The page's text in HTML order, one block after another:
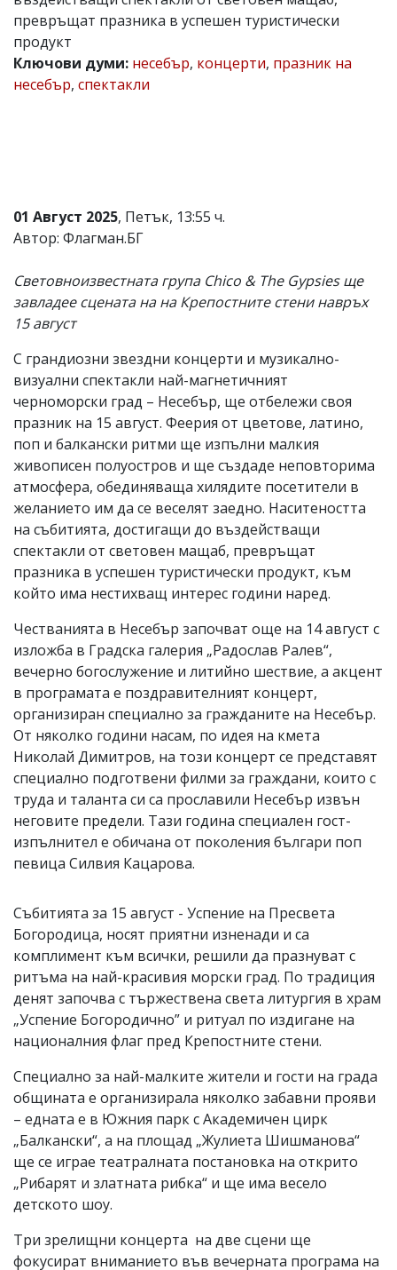
Коментарите
статиите
се
въвеждат
за
тях!
Ако
обиден
за
вас
коментар,
сигнализирайте
превръщат празника в успешен туристически
продукт
Ключови думи: несебър, концерти, празник на
несебър, спектакли
01 Август 2025, Петък, 13:55 ч.
Автор: Флагман.БГ
Световноизвестната група Chico & The Gypsies ще
завладее сцената на на Крепостните стени навръх
15 август
С грандиозни звездни концерти и музикално-
визуални спектакли най-магнетичният
черноморски град – Несебър, ще отбележи своя
празник на 15 август. Феерия от цветове, латино,
поп и балкански ритми ще изпълни малкия
живописен полуостров и ще създаде неповторима
атмосфера, обединяваща хилядите посетители в
желанието им да се веселят заедно. Наситеността
на събитията, достигащи до въздействащи
спектакли от световен мащаб, превръщат
празника в успешен туристически продукт, към
който има нестихващ интерес години наред.
Честванията в Несебър започват още на 14 август с
изложба в Градска галерия „Радослав Ралев“,
вечерно богослужение и литийно шествие, а акцент
в програмата е поздравителният концерт,
организиран специално за гражданите на Несебър.
От няколко години насам, по идея на кмета
Николай Димитров, на този концерт се представят
специално подготвени филми за граждани, които с
труда и таланта си са прославили Несебър извън
неговите предели. Тази година специален гост-
изпълнител е обичана от поколения българи поп
певица Силвия Кацарова.
Събитията за 15 август - Успение на Пресвета
Богородица, носят приятни изненади и са
комплимент към всички, решили да празнуват с
ритъма на най-красивия морски град. По традиция
денят започва с тържествена света литургия в храм
„Успение Богородично” и ритуал по издигане на
националния флаг пред Крепостните стени.
Специално за най-малките жители и гости на града
общината е организирала няколко забавни прояви
– едната е в Южния парк с Академичен цирк
„Балкански“, а на площад „Жулиета Шишманова“
ще се играе театралната постановка на открито
„Рибарят и златната рибка“ и ще има весело
детското шоу.
Три зрелищни концерта на две сцени ще
фокусират вниманието във вечерната програма на